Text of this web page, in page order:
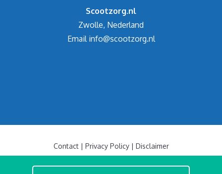
Scootzorg.nl
Zwolle, Nederland
Email info@scootzorg.nl
Contact| Privacy Policy| Disclaimer
© 2019-2026 Scootzorg Scootmobielen